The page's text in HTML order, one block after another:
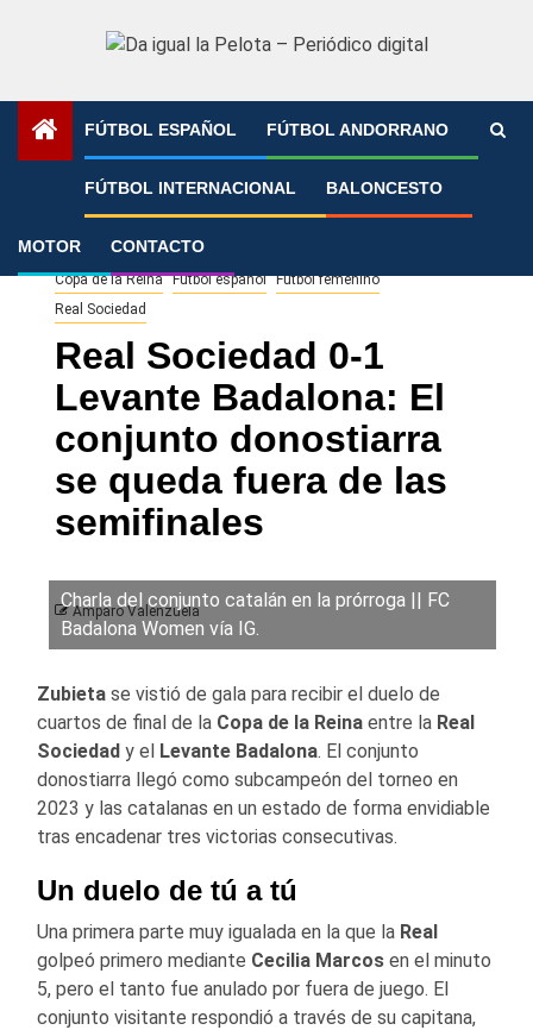
FÚTBOL ESPAÑOL FÚTBOL ANDORRANO
FÚTBOL INTERNACIONAL BALONCESTO
MOTOR CONTACTO
»
Copa de la Reina Fútbol español Fútbol femenino
Real Sociedad
Real Sociedad 0-1
Levante Badalona: El
conjunto donostiarra
se queda fuera de las
semifinales
Amparo Valenzuela
Charla del conjunto catalán en la prórroga || FC
Badalona Women vía IG.
Zubieta se vistió de gala para recibir el duelo de
cuartos de final de la Copa de la Reina entre la Real
Sociedad y el Levante Badalona. El conjunto
donostiarra llegó como subcampeón del torneo en
2023 y las catalanas en un estado de forma envidiable
tras encadenar tres victorias consecutivas.
Un duelo de tú a tú
Una primera parte muy igualada en la que la Real
golpeó primero mediante Cecilia Marcos en el minuto
5, pero el tanto fue anulado por fuera de juego. El
conjunto visitante respondió a través de su capitana,